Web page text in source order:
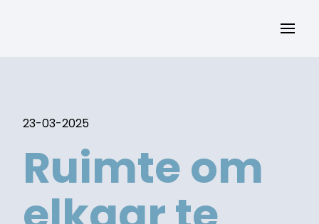
23-03-2025
Ruimte om